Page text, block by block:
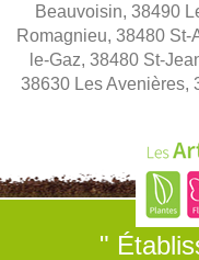
Beauvoisin, 38490
Romagnieu, 38480
le-Gaz, 38480 St-
38630 Les Avenières,
"